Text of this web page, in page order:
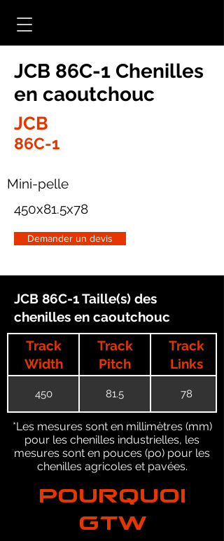
JCB 86C-1 Chenilles
en caoutchouc
JCB
86C-1
Mini-pelle
450x81.5x78
Demander un devis
JCB 86C-1 Taille(s) des
chenilles en caoutchouc
Track
Width
Track
Pitch
Track
Links
450 81.5 78
*Les mesures sont en millimètres (mm)
pour les chenilles industrielles, les
mesures sont en pouces (po) pour les
chenilles agricoles et pavées.
POURQUOI
GTW